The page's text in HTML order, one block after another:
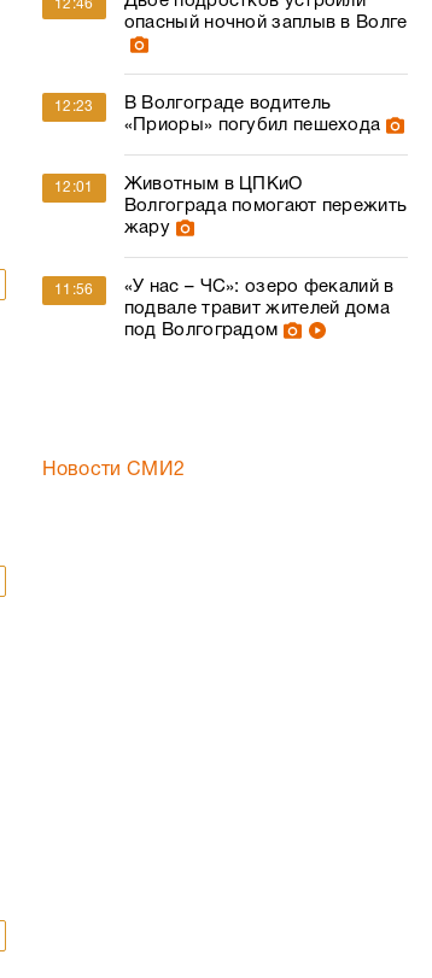
12:46
опасный ночной заплыв в Волге
12:23
В Волгограде водитель
«Приоры» погубил пешехода
12:01
Животным в ЦПКиО
Волгограда помогают пережить
жару
11:56
«У нас – ЧС»: озеро фекалий в
подвале травит жителей дома
под Волгоградом
Новости СМИ2